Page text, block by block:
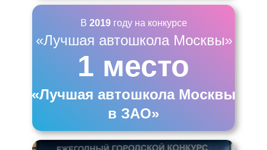
В 2019году на конкурсе
«Лучшая автошкола Москвы»
«Лучшая автошкола Москвы
в ЗАО»
1 место